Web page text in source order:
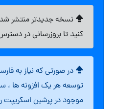
نسخه جدیدتر منتشر
کنید تا بروزرسانی در
در صورتی که نیاز به
توسعه هر یک افزونه ها
موجود در پرشین اسکریپت